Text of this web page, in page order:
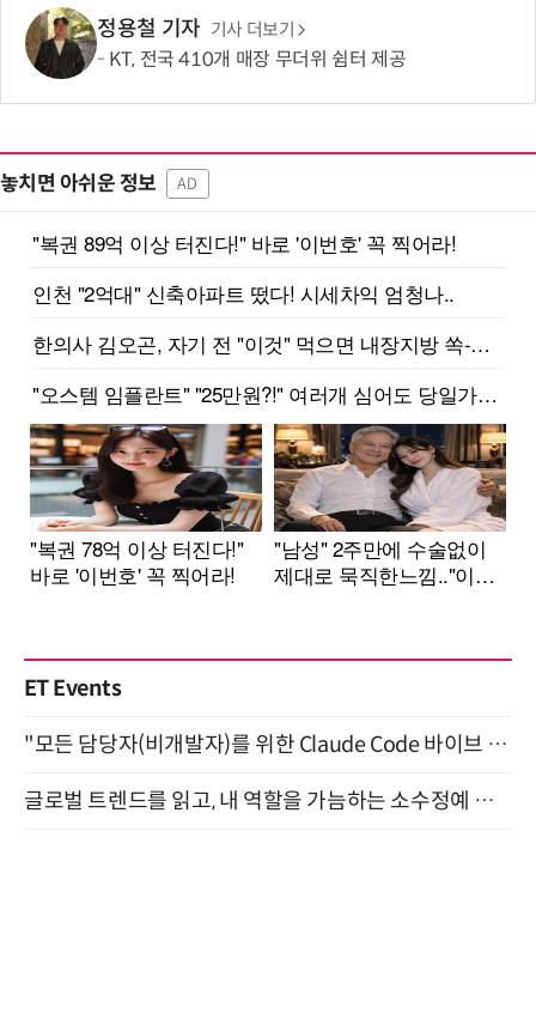
정용철 기자 기사 더보기
KT, 전국 410개 매장 무더위 쉼터 제공
놓치면 아쉬운 정보 AD
ET Events
"모든 담당자(비개발자)를 위한 Claude Code 바이브 코딩 2-day 부트캠프" 9월 16~17일 개최
글로벌 트렌드를 읽고, 내 역할을 가늠하는 소수정예 실습 워크숍 (8/28)